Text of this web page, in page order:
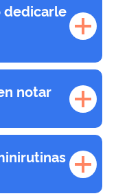
dedicarle
notar